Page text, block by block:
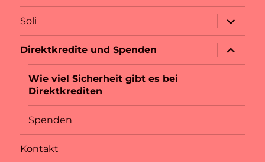
Soli
anzeigen
Direktkredite und Spenden
anzeigen
Wie viel Sicherheit gibt es bei
Direktkrediten
Spenden
Kontakt